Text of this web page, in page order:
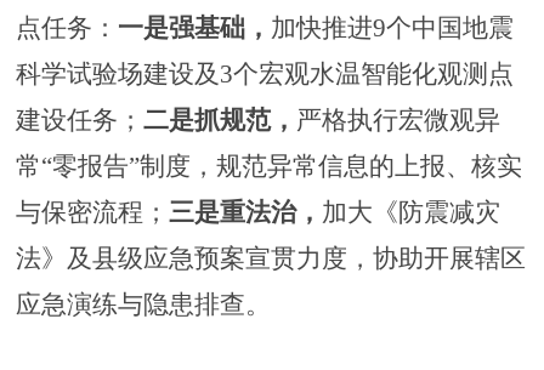
点任务： 一是强基础， 加快推进9个中国地震
科学试验场建设及 3个宏观水温智能化观测点
建设任务； 二是抓规范， 严格执行宏微观异
常“零报告”制度，规范异常信息的上报、核实
与保密流程； 三是重法治， 加大《防震减灾
法》及县级应急预案宣贯力度，协助开展辖区
应急演练与隐患排查。